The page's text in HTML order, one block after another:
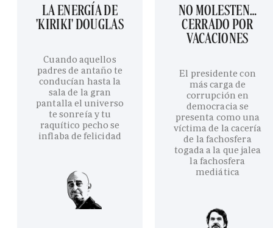
LA ENERGÍA DE
'KIRIKI' DOUGLAS
Cuando aquellos
padres de antaño te
conducían hasta la
sala de la gran
pantalla el universo
te sonreía y tu
raquítico pecho se
inflaba de felicidad
NO MOLESTEN…
CERRADO POR
VACACIONES
El presidente con
más carga de
corrupción en
democracia se
presenta como una
víctima de la cacería
de la fachosfera
togada a la que jalea
la fachosfera
mediática